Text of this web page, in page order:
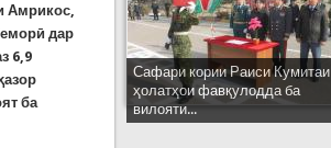
Амрикос,
дар
6,9
ба
Сафари кории Раиси Кумитаи
ҳолатҳои фавқулодда ба
вилояти...